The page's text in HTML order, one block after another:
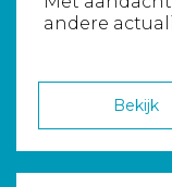
andere
Bekijk